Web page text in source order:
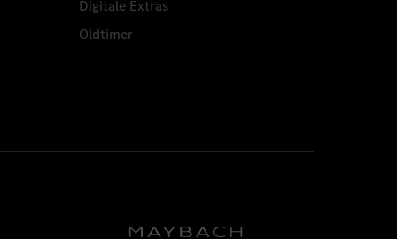
Digitale Extras
Oldtimer